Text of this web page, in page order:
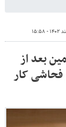
بعد از
فحاشی کار